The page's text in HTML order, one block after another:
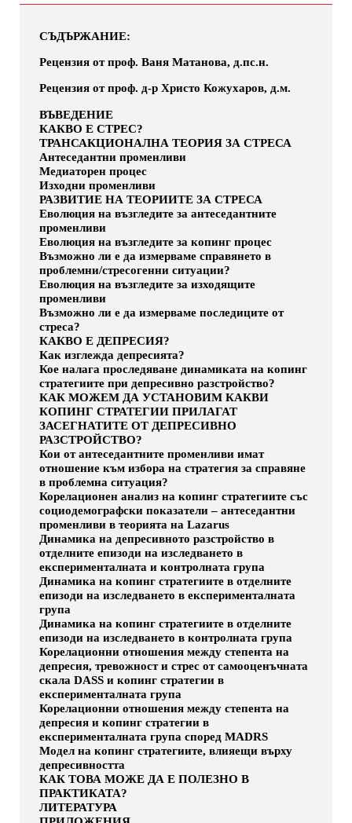
СЪДЪРЖАНИЕ:
Рецензия от проф. Ваня Матанова, д.пс.н.
Рецензия от проф. д-р Христо Кожухаров, д.м.
ВЪВЕДЕНИЕ
КАКВО Е СТРЕС?
ТРАНСАКЦИОНАЛНА ТЕОРИЯ ЗА СТРЕСА
Антеседантни променливи
Медиаторен процес
Изходни променливи
РАЗВИТИЕ НА ТЕОРИИТЕ ЗА СТРЕСА
Еволюция на възгледите за антеседантните
променливи
Еволюция на възгледите за копинг процес
Възможно ли е да измерваме справянето в
проблемни/стресогенни ситуации?
Еволюция на възгледите за изходящите
променливи
Възможно ли е да измерваме последиците от
стреса?
КАКВО Е ДЕПРЕСИЯ?
Как изглежда депресията?
Кое налага проследяване динамиката на копинг
стратегиите при депресивно разстройство?
КАК МОЖЕМ ДА УСТАНОВИМ КАКВИ
КОПИНГ СТРАТЕГИИ ПРИЛАГАТ
ЗАСЕГНАТИТЕ ОТ ДЕПРЕСИВНО
РАЗСТРОЙСТВО?
Кои от антеседантните променливи имат
отношение към избора на стратегия за справяне
в проблемна ситуация?
Корелационен анализ на копинг стратегиите със
социодемографски показатели – антеседантни
променливи в теорията на Lazarus
Динамика на депресивното разстройство в
отделните епизоди на изследването в
експерименталната и контролната група
Динамика на копинг стратегиите в отделните
епизоди на изследването в експерименталната
група
Динамика на копинг стратегиите в отделните
епизоди на изследването в контролната група
Корелационни отношения между степента на
депресия, тревожност и стрес от самооценъчната
скала DASS и копинг стратегии в
експерименталната група
Корелационни отношения между степента на
депресия и копинг стратегии в
експерименталната група според MADRS
Модел на копинг стратегиите, влияещи върху
депресивността
КАК ТОВА МОЖЕ ДА Е ПОЛЕЗНО В
ПРАКТИКАТА?
ЛИТЕРАТУРА